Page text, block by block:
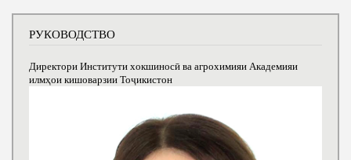
РУКОВОДСТВО
Директори Институти хокшиносӣ ва агрохимияи Академияи
илмҳои кишоварзии Тоҷикистон